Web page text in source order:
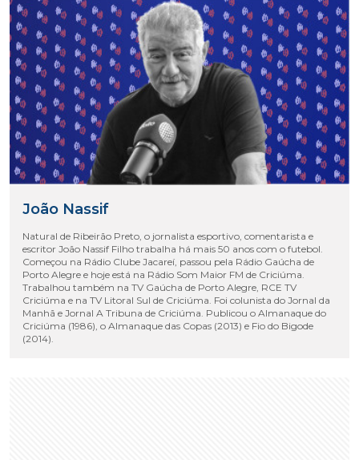
João Nassif
Natural de Ribeirão Preto, o jornalista esportivo, comentarista e
escritor João Nassif Filho trabalha há mais 50 anos com o futebol.
Começou na Rádio Clube Jacareí, passou pela Rádio Gaúcha de
Porto Alegre e hoje está na Rádio Som Maior FM de Criciúma.
Trabalhou também na TV Gaúcha de Porto Alegre, RCE TV
Criciúma e na TV Litoral Sul de Criciúma. Foi colunista do Jornal da
Manhã e Jornal A Tribuna de Criciúma. Publicou o Almanaque do
Criciúma (1986), o Almanaque das Copas (2013) e Fio do Bigode
(2014).